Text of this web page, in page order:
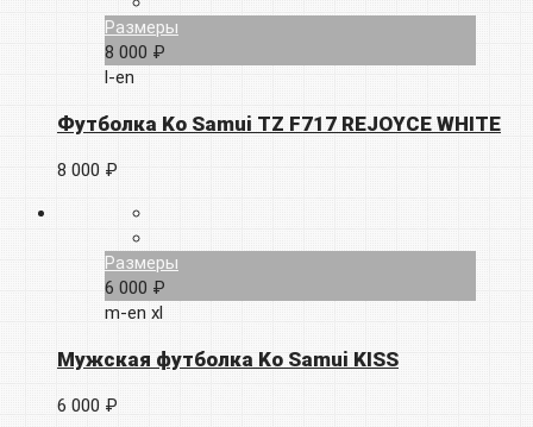
Размеры
8 000 ₽
l-en
Футболка Ko Samui TZ F717 REJOYCE WHITE
8 000 ₽
Размеры
6 000 ₽
m-en xl
Мужская футболка Ko Samui KISS
6 000 ₽